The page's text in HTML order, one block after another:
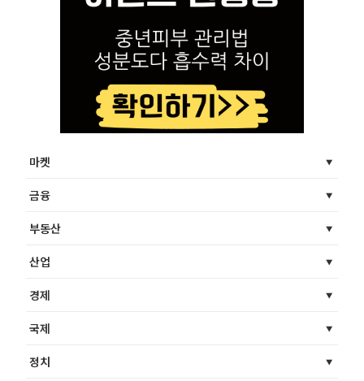
마켓
금융
부동산
산업
경제
국제
정치